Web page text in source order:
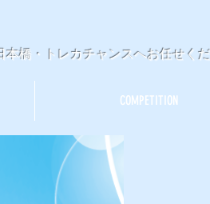
橋・トレカチャンスへお任せく
COMPETITION